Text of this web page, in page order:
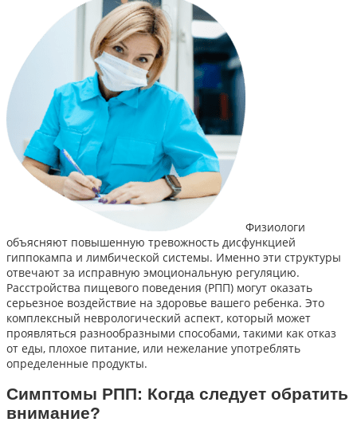
Физиологи
объясняют повышенную тревожность дисфункцией
гиппокампа и лимбической системы. Именно эти структуры
отвечают за исправную эмоциональную регуляцию.
Расстройства пищевого поведения (РПП) могут оказать
серьезное воздействие на здоровье вашего ребенка. Это
комплексный неврологический аспект, который может
проявляться разнообразными способами, такими как отказ
от еды, плохое питание, или нежелание употреблять
определенные продукты.
Симптомы РПП: Когда следует обратить
внимание?